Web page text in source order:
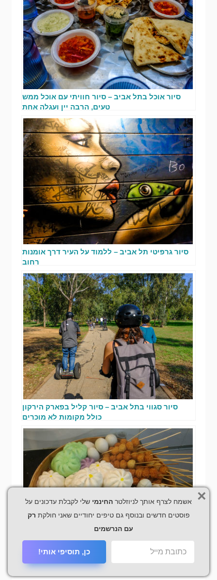
סיור אוכל בתל אביב – סיור חוויתי עם אוכל ממש
טעים, הרבה יין ועגלה אחת
סיור גרפיטי תל אביב – ללמוד על העיר דרך אומנות
רחוב
סיור סגווי בתל אביב – סיור קליל בפארק הירקון
כולל מקומות לא מוכרים
אוכל רחוב מתרבויות שונות בתל אביב
אשמח לצרף אותך לניוזלטר החינמי שלי לקבלת עדכונים על
פוסטים חדשים ובנוסף גם טיפים יחודיים שאני חולקת רק
עם הנרשמים
כן, תוסיפי אותי!
×